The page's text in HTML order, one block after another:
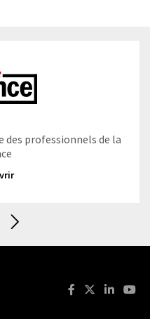
des professionnels de la
Facebook : La
X